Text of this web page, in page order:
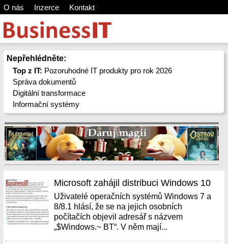
O nás Inzerce Kontakt
Nepřehlédněte:
Top z IT: Pozoruhodné IT produkty pro rok 2026
Správa dokumentů
Digitální transformace
Informační systémy
Microsoft zahájil distribuci Windows 10
Uživatelé operačních systémů Windows 7 a
8/8.1 hlásí, že se na jejich osobních
počítačích objevil adresář s názvem
„$Windows.~ BT“. V něm mají...